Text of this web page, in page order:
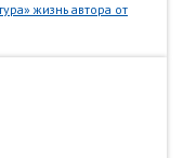
жизнь автора от